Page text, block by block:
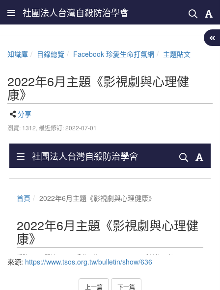
社團法人台灣自殺防治學會
知識庫 目錄總覽 Facebook 珍愛生命打氣網 主題貼文
2022年6月主題《影視劇與心理健
康》
分享
瀏覽: 1312, 最近修訂: 2022-07-01
來源: https://www.tsos.org.tw/bulletin/show/636
上一篇 下一篇